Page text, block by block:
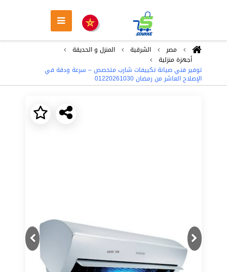
مصر الشرقية
المنزل و الحديقة
أجهزة منزلية
توفير فني صيانة تكييفات شارب متخصص – سرعة ودقة في
الإصلاح العاشر من رمضان 01220261030
Previous
Next